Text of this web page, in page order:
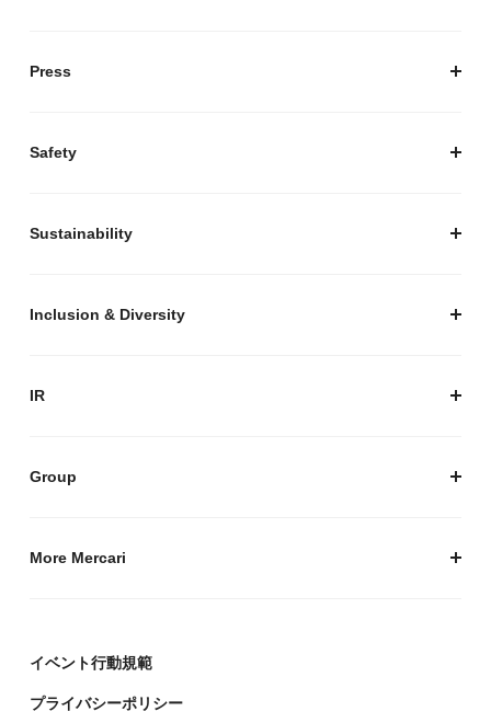
Press
Safety
Sustainability
Inclusion & Diversity
IR
Group
Mercari Software Technologies India Private Limited
More Mercari
メルカリのエンジニア情報ポータルサイト「Mercari
イベント行動規範
プライバシーポリシー